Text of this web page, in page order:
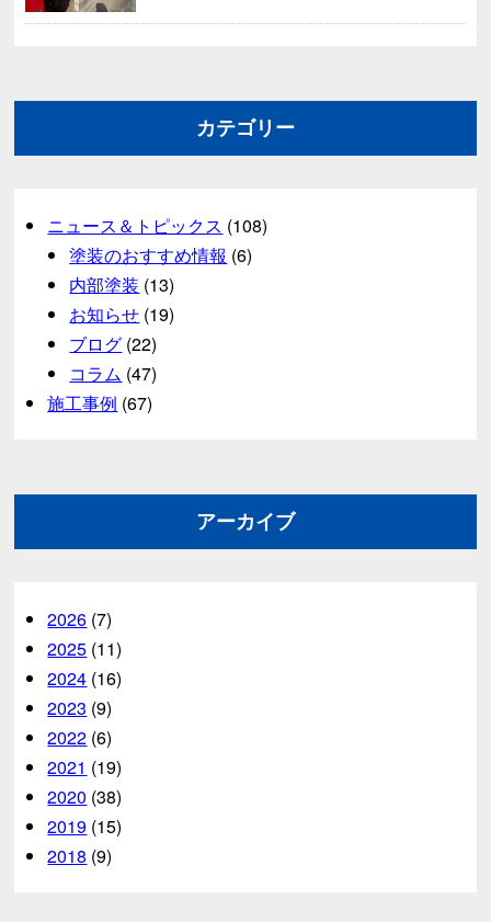
カテゴリー
ニュース＆トピックス (108)
塗装のおすすめ情報 (6)
内部塗装 (13)
お知らせ (19)
ブログ (22)
コラム (47)
施工事例 (67)
アーカイブ
2026 (7)
2025 (11)
2024 (16)
2023 (9)
2022 (6)
2021 (19)
2020 (38)
2019 (15)
2018 (9)